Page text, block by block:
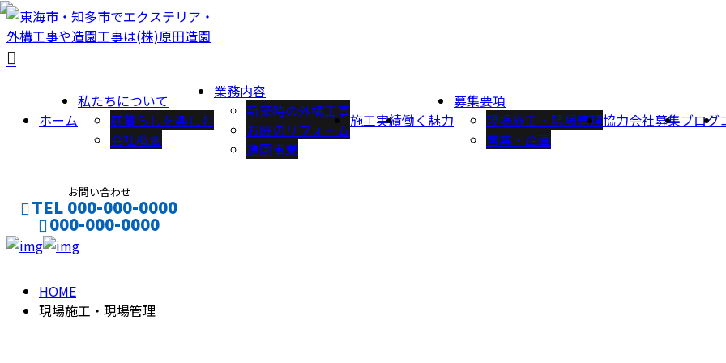
ホーム
私たちについて
庭暮らしを楽しむ
会社概要
業務内容
新築時の外構工事
お庭のリフォーム
造園事業
施工実績働く魅力
募集要項
現場施工・現場管理
営業・企画
協力会社募集ブログ
お問い合わせ
TEL 000-000-0000
000-000-0000
ENTRY
CONTACT
募
集
項
RECRUIT
HOME
現場施工・現場管理